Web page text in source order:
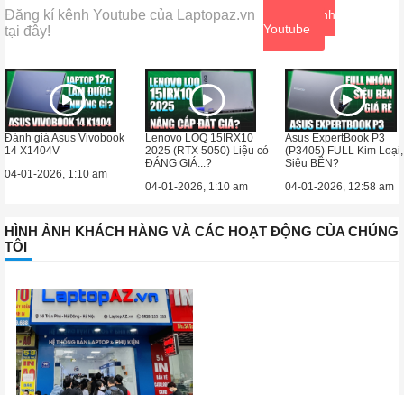
Đăng kí kênh Youtube của Laptopaz.vn
tại đây!
Xem kênh
Youtube
Đánh giá Asus Vivobook
14 X1404V
04-01-2026, 1:10 am
Lenovo LOQ 15IRX10
2025 (RTX 5050) Liệu có
ĐÁNG GIÁ...?
04-01-2026, 1:10 am
Asus ExpertBook P3
(P3405) FULL Kim Loại,
Siêu BỀN?
04-01-2026, 12:58 am
HÌNH ẢNH KHÁCH HÀNG VÀ CÁC HOẠT ĐỘNG CỦA CHÚNG
TÔI